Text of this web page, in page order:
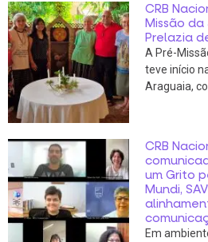
CRB
Missão
Prelazia
A Pré-
teve início
Araguaia,
CRB
um Grito
Mundi,
Em